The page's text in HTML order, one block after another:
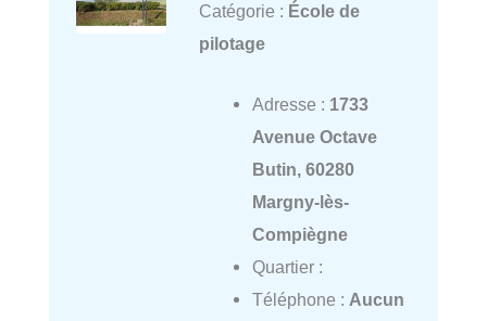
Catégorie : École de
pilotage
Adresse : 1733
Avenue Octave
Butin, 60280
Margny-lès-
Compiègne
Quartier :
Téléphone : Aucun